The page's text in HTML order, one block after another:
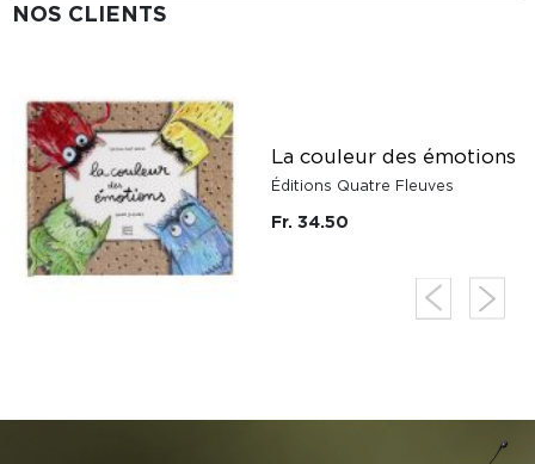
NOS CLIENTS
La couleur des émotions
Éditions Quatre Fleuves
Fr. 34.50